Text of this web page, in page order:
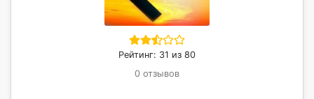
Рейтинг: 31 из 80
0 отзывов